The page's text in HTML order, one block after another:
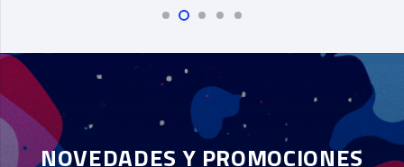
NOVEDADES Y PROMOCIONES